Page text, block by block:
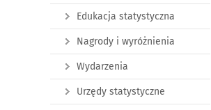
Edukacja statystyczna
Nagrody i wyróżnienia
Wydarzenia
Urzędy statystyczne